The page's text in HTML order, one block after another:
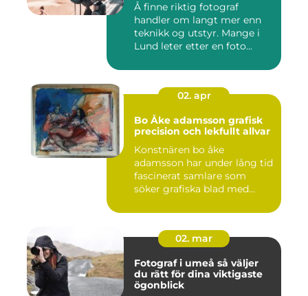
Å finne riktig fotograf
handler om langt mer enn
teknikk og utstyr. Mange i
Lund leter etter en foto...
02. apr
Bo Åke adamsson grafisk
precision och lekfullt allvar
Konstnären bo åke
adamsson har under lång tid
fascinerat samlare som
söker grafiska blad med
02. mar
Fotograf i umeå så väljer
du rätt för dina viktigaste
ögonblick